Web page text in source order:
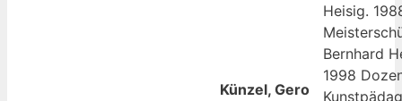
Künzel, Gero
Heisig.
Bernhard
1998